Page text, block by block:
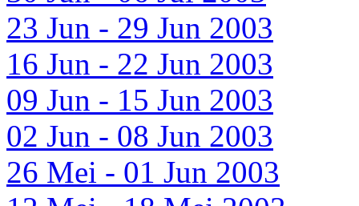
23 Jun - 29 Jun 2003
16 Jun - 22 Jun 2003
09 Jun - 15 Jun 2003
02 Jun - 08 Jun 2003
26 Mei - 01 Jun 2003